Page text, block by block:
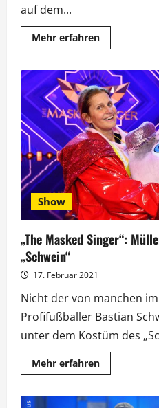
auf dem...
Mehr erfahrenMehr
Masked
Singer“
mit
besonderer
Duftnote
Show
„The Masked Singer“:
„Schwein“
17. Februar 2021
Nicht der von manchen
Profifußballer Bastian
unter dem Kostüm des
Mehr erfahrenMehr
Masked